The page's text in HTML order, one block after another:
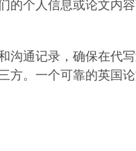
的个人信息或论文内
通记录，确保在代写
方。一个可靠的英国